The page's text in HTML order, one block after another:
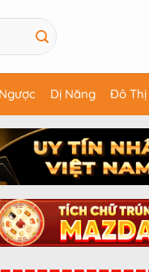
Ngược Dị Năng Đô Thị